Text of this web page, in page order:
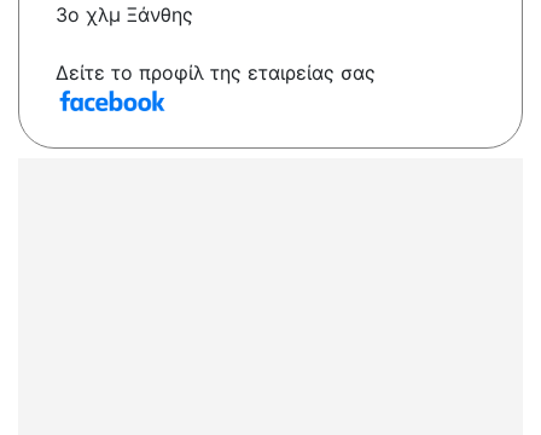
3ο χλμ Ξάνθης
Δείτε το προφίλ της εταιρείας σας